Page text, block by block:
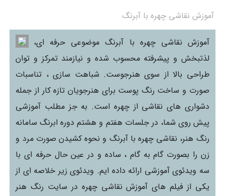
آموزش نقاشی چهره با آبرنگ
آموزش نقاشی چهره با آبرنگ موضوعی حرفه ای،
لذتبخش و پیشرفته محسوب شده و نیازمند تمرکز و توان
طراحی بالا از سوی هنرجوست. شباهت سازی ، تناسبات
صورت و ساخت رنگ پوست برای هنرجویان تازه کار از جمله
دشواری های نقاشی از چهره است. به جز مطلب آموزشی
پیش روی شما، در جلسات هفتم و هشتم دوره ابرنگ سامانه
رنگ هنر، نقاشی چهره با آبرنگ و نحوه کشیدن صورت مرد و
زن را بصورت گام به گام ، ساده و در عین حال حرفه ای با
سه ویدئوی آموزشی ارائه داده ایم. ویدئوی زیر خلاصه ای از
یکی از فیلم های آموزش نقاشی چهره در سایت رنگ هنر